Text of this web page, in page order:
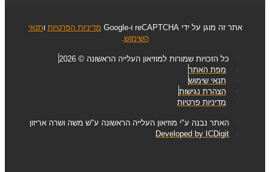
אתר זה מוגן על ידי reCAPTCHA ו-Google מדיניות הפרטיות ותנאי
השימוש.
כל הזכויות שמורות למוזיאון העלייה הראשונה © 2026
מפת האתר
תנאי שימוש
הצהרת נגישות
מדיניות פרטיות
האתר נבנה ע"י מוזיאון העלייה הראשונה ע"ש משה ושרה אריזון
Developed by ICDigit